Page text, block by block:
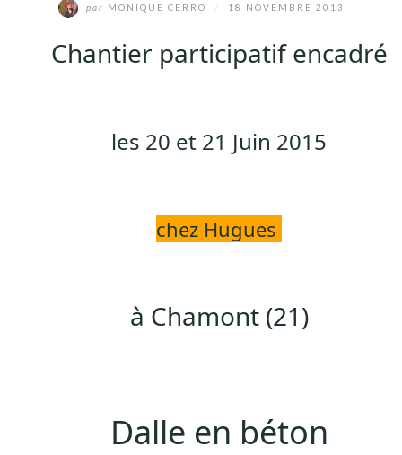
par MONIQUE CERRO 18 NOVEMBRE 2013
Chantier participatif encadré
les 20 et 21 Juin 2015
chez Hugues
à Chamont (21)
Dalle en béton